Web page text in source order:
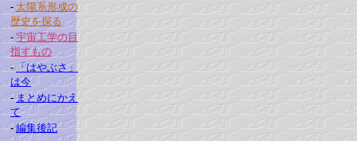
- 太陽系形成の
歴史を探る
- 宇宙工学の目
指すもの
- 「はやぶさ」
は今
- まとめにかえ
て
- 編集後記